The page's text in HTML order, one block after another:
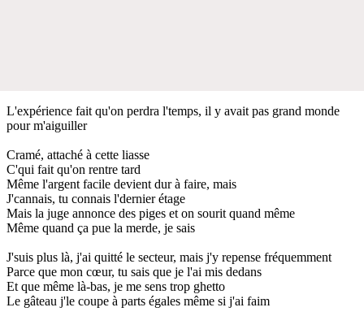
L'expérience fait qu'on perdra l'temps, il y avait pas grand monde
pour m'aiguiller
Cramé, attaché à cette liasse
C'qui fait qu'on rentre tard
Même l'argent facile devient dur à faire, mais
J'cannais, tu connais l'dernier étage
Mais la juge annonce des piges et on sourit quand même
Même quand ça pue la merde, je sais
J'suis plus là, j'ai quitté le secteur, mais j'y repense fréquemment
Parce que mon cœur, tu sais que je l'ai mis dedans
Et que même là-bas, je me sens trop ghetto
Le gâteau j'le coupe à parts égales même si j'ai faim